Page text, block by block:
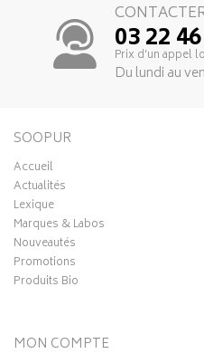
03 22
Prix d’un appel
Du lundi au
SOOPUR
Accueil
Actualités
Lexique
Marques & Labos
Nouveautés
Promotions
Produits Bio
MON COMPTE